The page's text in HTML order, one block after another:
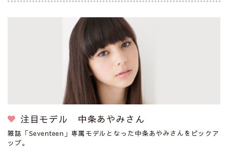
注目モデル 中条あやみさん
雑誌「Seventeen」専属モデルとなった中条あやみさんをピックア
ップ。